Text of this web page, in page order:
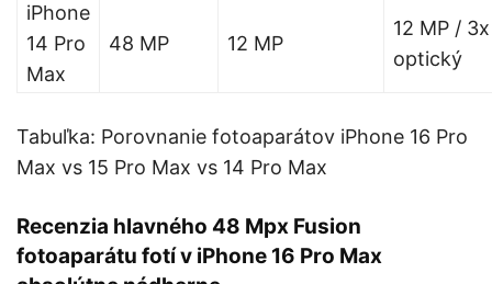
iPhone
14 Pro
Max
48 MP 12 MP
12 MP / 3x
optický
Tabuľka: Porovnanie fotoaparátov iPhone 16 Pro
Max vs 15 Pro Max vs 14 Pro Max
Recenzia hlavného 48 Mpx Fusion
fotoaparátu fotí v iPhone 16 Pro Max